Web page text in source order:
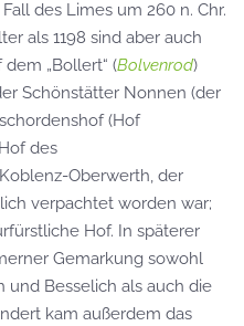
des Limes um 260 n. Chr.
als 1198 sind aber auch
„Bollert“ (Bolvenrod)
Schönstätter Nonnen (der
(Hof
des
Oberwerth, der
verpachtet worden war;
Hof. In späterer
Gemarkung sowohl
Besselich als auch die
kam außerdem das